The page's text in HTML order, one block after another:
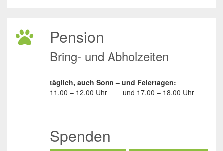
Pension
Bring- und Abholzeiten
täglich, auch Sonn – und Feiertagen:
11.00 – 12.00 Uhr
und 17.00 – 18.00 Uhr
Spenden